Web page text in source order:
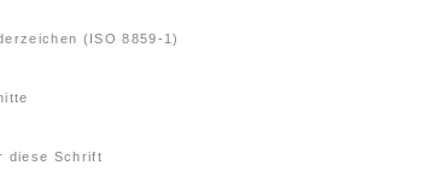
(ISO 8859-1)
diese Schrift